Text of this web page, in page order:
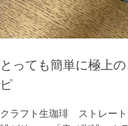
とっても簡単に極上
ピ
クラフト生珈琲 ストレー